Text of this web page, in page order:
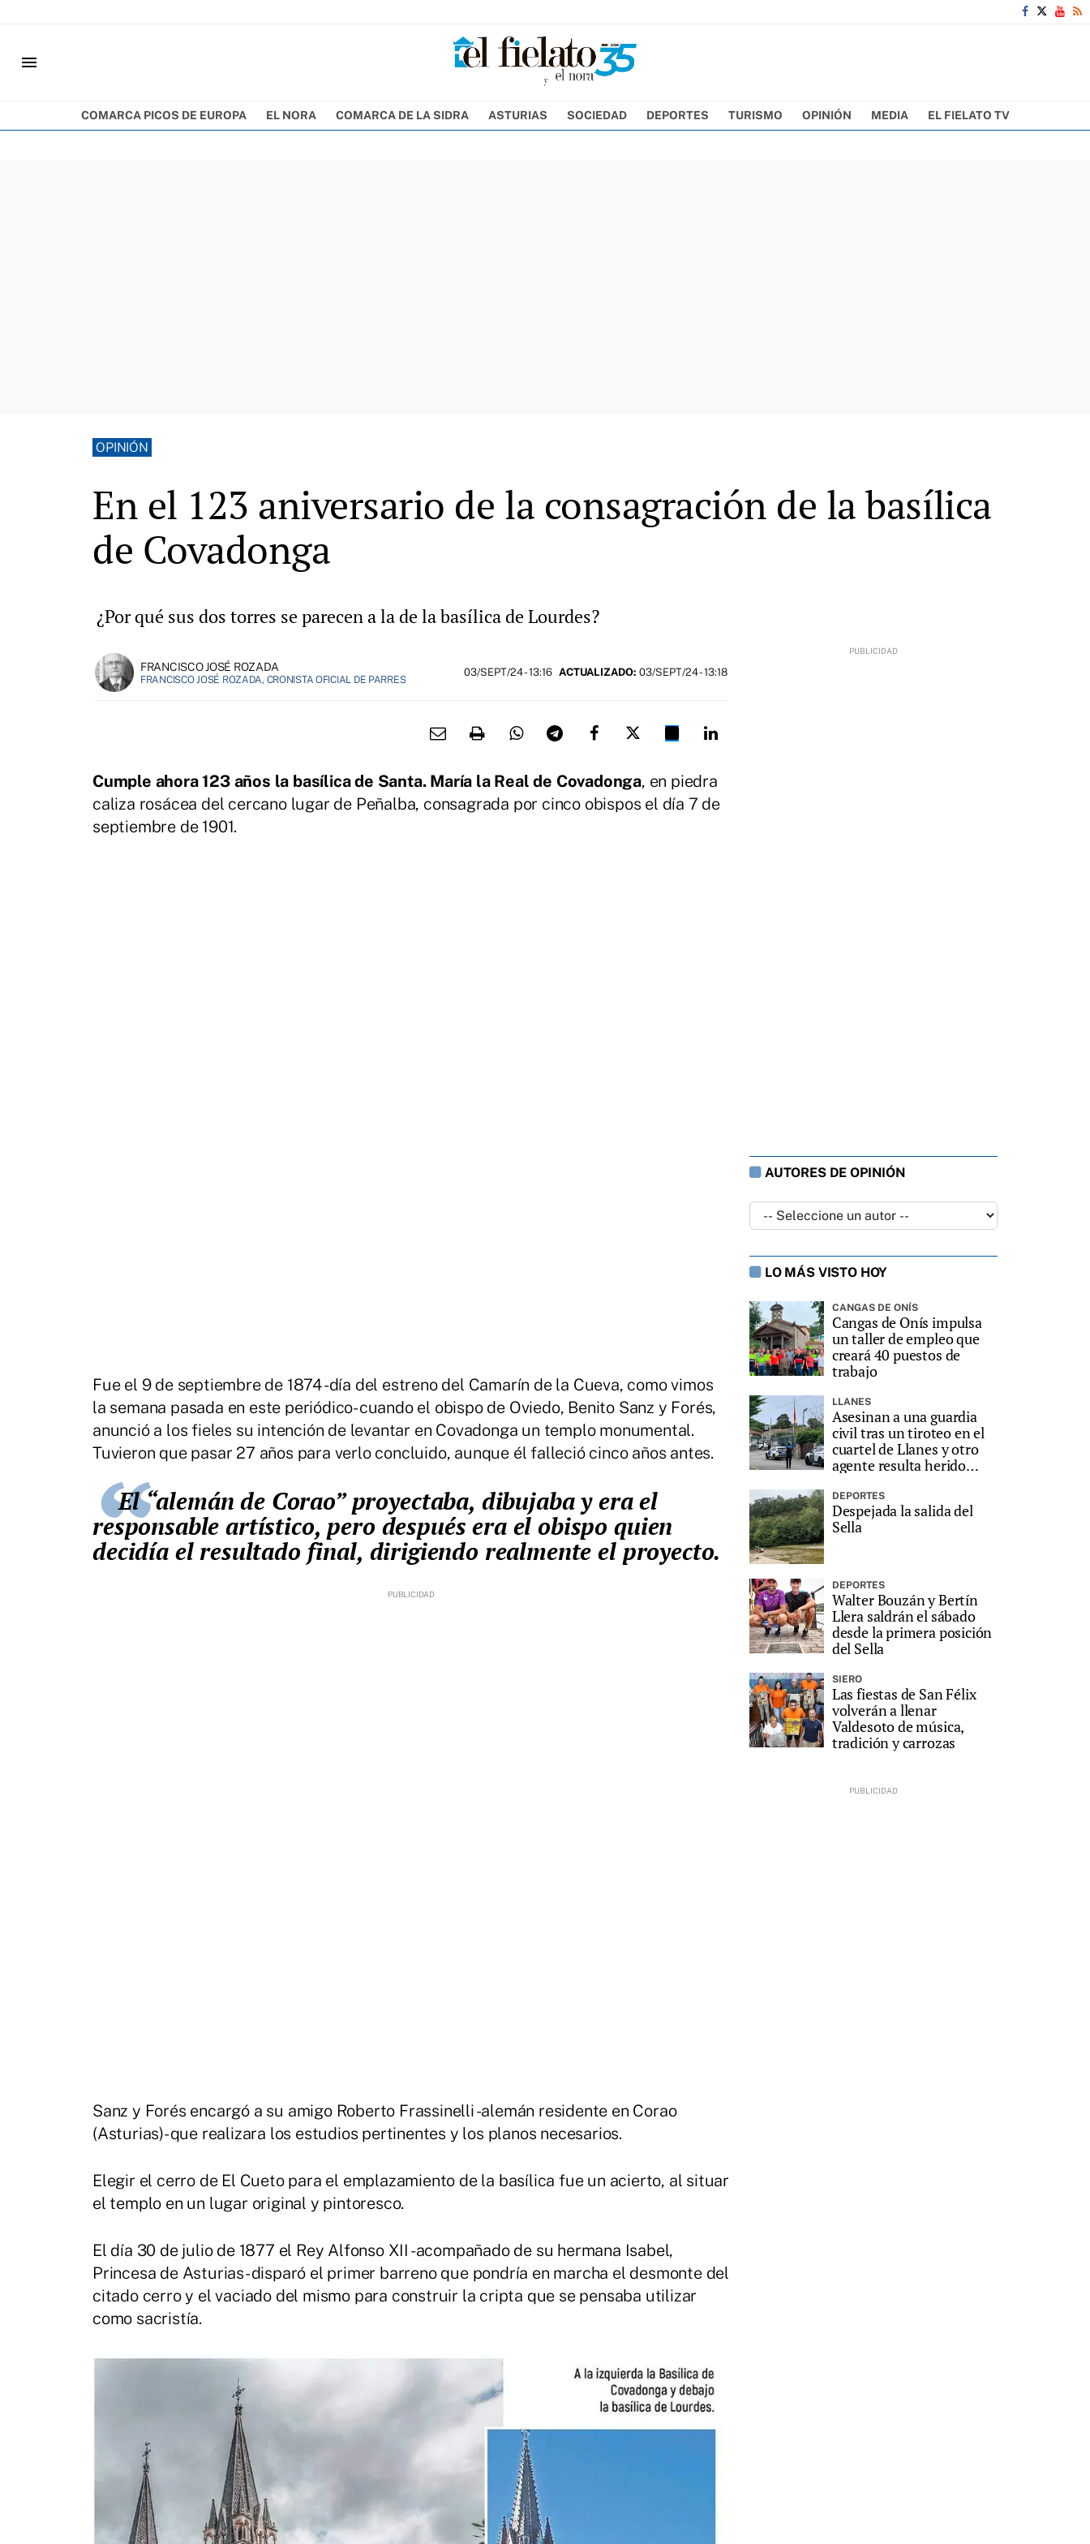
menu
COMARCA PICOS DE EUROPA EL NORA COMARCA DE LA SIDRA ASTURIAS SOCIEDAD DEPORTES TURISMO OPINIÓN MEDIA EL FIELATO TV
OPINIÓN
En el 123 aniversario de la consagración de la basílica
de Covadonga
¿Por qué sus dos torres se parecen a la de la basílica de Lourdes?
FRANCISCO JOSÉ ROZADA
FRANCISCO JOSÉ ROZADA, CRONISTA OFICIAL DE PARRES
03/SEPT/24- 13:16 ACTUALIZADO: 03/SEPT/24 - 13:18
Cumple ahora 123 años la basílica de Santa. María la Real de Covadonga, en piedra
caliza rosácea del cercano lugar de Peñalba, consagrada por cinco obispos el día 7 de
septiembre de 1901.
Fue el 9 de septiembre de 1874 -día del estreno del Camarín de la Cueva, como vimos
la semana pasada en este periódico- cuando el obispo de Oviedo, Benito Sanz y Forés,
anunció a los fieles su intención de levantar en Covadonga un templo monumental.
Tuvieron que pasar 27 años para verlo concluido, aunque él falleció cinco años antes.
El “alemán de Corao” proyectaba, dibujaba y era el
responsable artístico, pero después era el obispo quien
decidía el resultado final, dirigiendo realmente el proyecto.
Sanz y Forés encargó a su amigo Roberto Frassinelli -alemán residente en Corao
(Asturias)- que realizara los estudios pertinentes y los planos necesarios.
Elegir el cerro de El Cueto para el emplazamiento de la basílica fue un acierto, al situar
el templo en un lugar original y pintoresco.
El día 30 de julio de 1877 el Rey Alfonso XII -acompañado de su hermana Isabel,
Princesa de Asturias- disparó el primer barreno que pondría en marcha el desmonte del
citado cerro y el vaciado del mismo para construir la cripta que se pensaba utilizar
como sacristía.
AUTORES DE OPINIÓN
LO MÁS VISTO HOY
CANGAS DE ONÍS
Cangas de Onís impulsa
un taller de empleo que
creará 40 puestos de
trabajo
LLANES
Asesinan a una guardia
civil tras un tiroteo en el
cuartel de Llanes y otro
agente resulta herido
DEPORTES
Despejada la salida del
Sella
DEPORTES
Walter Bouzán y Bertín
Llera saldrán el sábado
desde la primera posición
del Sella
SIERO
Las fiestas de San Félix
volverán a llenar
Valdesoto de música,
tradición y carrozas